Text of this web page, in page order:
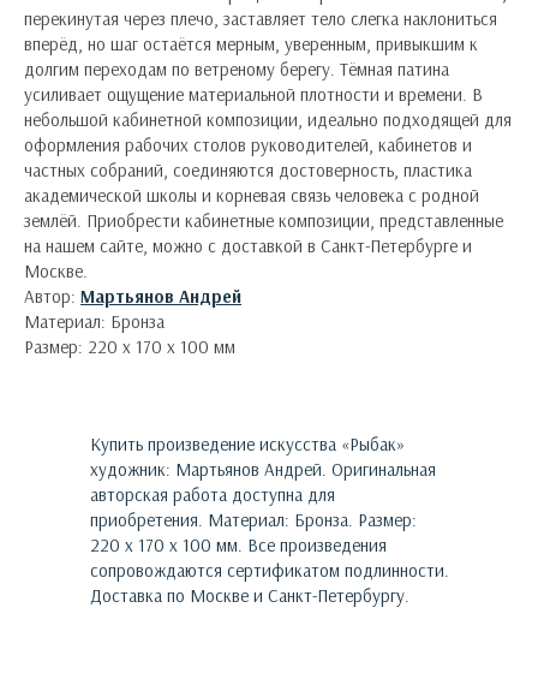
перекинутая через плечо, заставляет тело слегка наклониться
вперёд, но шаг остаётся мерным, уверенным, привыкшим к
долгим переходам по ветреному берегу. Тёмная патина
усиливает ощущение материальной плотности и времени. В
небольшой кабинетной композиции, идеально подходящей для
оформления рабочих столов руководителей, кабинетов и
частных собраний, соединяются достоверность, пластика
академической школы и корневая связь человека с родной
землёй. Приобрести кабинетные композиции, представленные
на нашем сайте, можно с доставкой в Санкт-Петербурге и
Москве.
Автор: Мартьянов Андрей
Материал: Бронза
Размер: 220 х 170 х 100 мм
Купить произведение искусства «Рыбак»
художник: Мартьянов Андрей . Оригинальная
авторская работа доступна для
приобретения. Материал: Бронза. Размер:
220 х 170 х 100 мм. Все произведения
сопровождаются сертификатом подлинности.
Доставка по Москве и Санкт-Петербургу.